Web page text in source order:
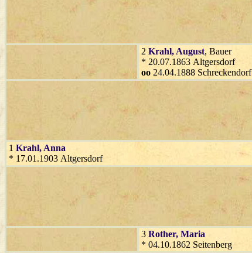
2 Krahl, August, Bauer
* 20.07.1863 Altgersdorf
oo 24.04.1888 Schreckendorf
1 Krahl, Anna
* 17.01.1903 Altgersdorf
3 Rother, Maria
* 04.10.1862 Seitenberg